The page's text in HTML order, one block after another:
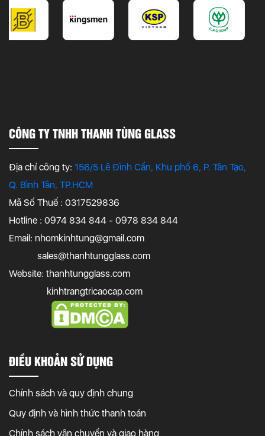
CÔNG TY TNHH THANH TÙNG GLASS
Địa chỉ công ty: 156/5 Lê Đình Cẩn, Khu phố 6, P. Tân Tạo,
Q. Bình Tân, TP.HCM
Mã Số Thuế : 0317529836
Hotline : 0974 834 844 - 0978 834 844
Email: nhomkinhtung@gmail.com
sales@thanhtungglass.com
Website: thanhtungglass.com
kinhtrangtricaocap.com
ĐIỀU KHOẢN SỬ DỤNG
Chính sách và quy định chung
Quy định và hình thức thanh toán
Chính sách vận chuyển và giao hàng